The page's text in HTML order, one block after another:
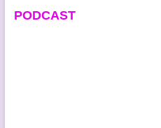
PODCAST